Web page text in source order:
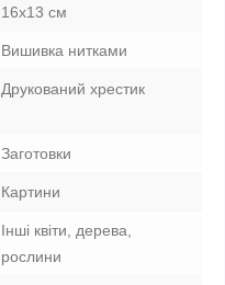
16x13 см
Вишивка нитками
Друкований хрестик
Заготовки
Картини
Інші квіти, дерева,
рослини